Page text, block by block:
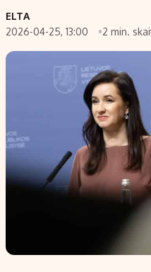
ELTA
2026-04-25, 13:00
2 min.